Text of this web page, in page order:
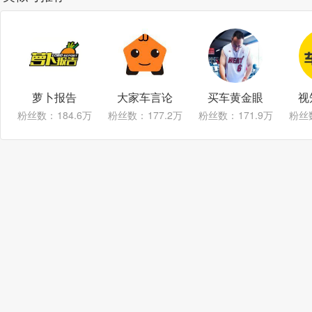
萝卜报告
粉丝数： 184.6万
大家车言论
粉丝数： 177.2万
买车黄金眼
粉丝数： 171.9万
视
粉丝